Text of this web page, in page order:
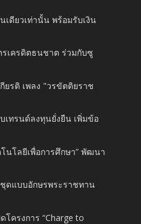
เดียวเท่านั้น พร้อมรับเงิน
รเครดิตธนชาต ร่วมกับซู
ยรติ เพลง "วรขัตติยราช
เทรนด์ลงทุนยั่งยืน เพิ่มข้อ
โนโลยีเพื่อการศึกษา” พัฒนา
ดแบบอักษรพระราชทาน
โครงการ “Charge to